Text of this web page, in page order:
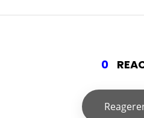
0